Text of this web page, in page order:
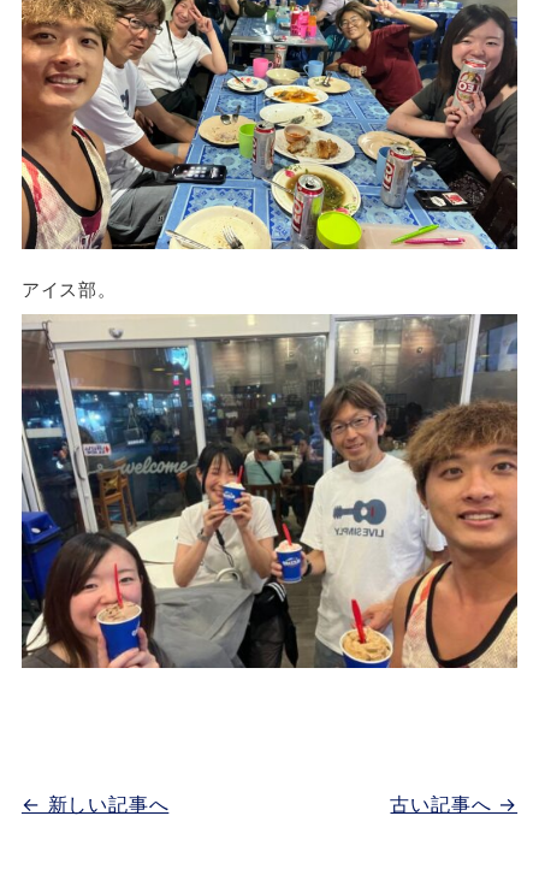
アイス部。
古い記事へ →
← 新しい記事へ